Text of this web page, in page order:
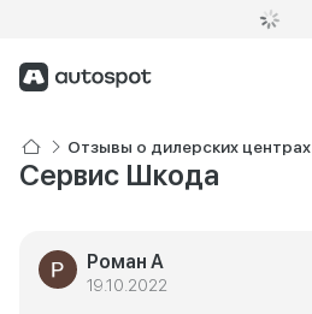
Отзывы о дилерских центрах
Сервис Шкода
Роман А
19.10.2022